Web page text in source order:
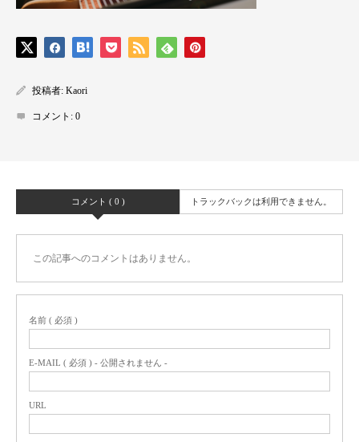
投稿者: Kaori
コメント: 0
コメント ( 0 ) トラックバックは利用できません。
この記事へのコメントはありません。
名前 ( 必須 )
E-MAIL ( 必須 ) - 公開されません -
URL